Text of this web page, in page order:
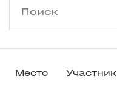
Место Участник